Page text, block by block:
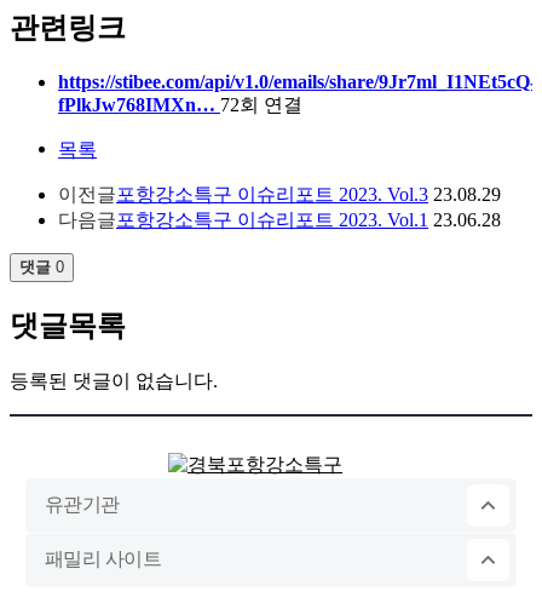
관련링크
https://stibee.com/api/v1.0/emails/share/9Jr7ml_I1NEt5cQ-
fPlkJw768IMXn… 72회 연결
목록
이전글포항강소특구 이슈리포트 2023. Vol.3 23.08.29
다음글포항강소특구 이슈리포트 2023. Vol.1 23.06.28
댓글 0
댓글목록
등록된 댓글이 없습니다.
유관기관
패밀리 사이트